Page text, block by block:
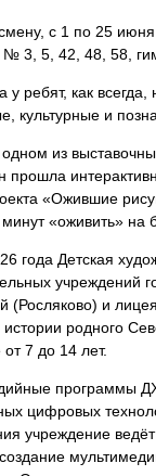
с 1 по 25
№ 3, 5, 42, 48, 58,
у ребят, как
культурные и
из
прошла
«Ожившие
минут «оживить»
года Детская
(Росляково) и
истории родного
от 7 до 14 лет.
программы
цифровых
учреждение